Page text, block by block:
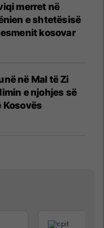
merret në
e shtetësisë
kosovar
në Mal të Zi
e njohjes së
Kosovës